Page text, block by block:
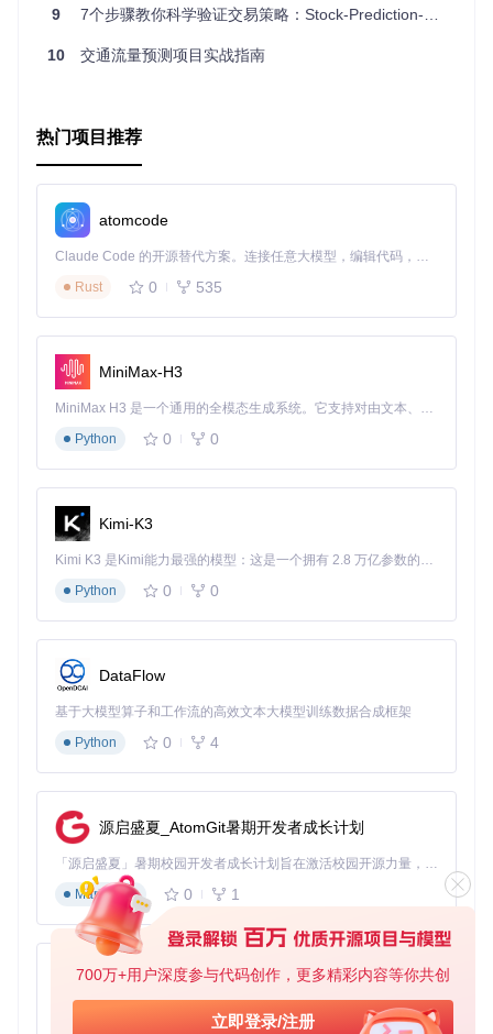
700万+用户深度参与代码创作，更多精彩内容等你共创
立即登录/注册
易用性：简单的安装过程和直观的API设计，快速启动项目
先进模型集成：集合了最新研究成果的模型，让用户轻松接
社区活跃
项目通常有良好的社区响应和支持潜力。
综上所述，prediction-flow项目以其专业性和易用性脱颖
而出，成为构建高性能推荐系统不可多得的选择。对于寻求优
化用户交互体验、提升推荐系统准确度的开发者而言，这是一
个值得深入研究和应用的宝藏项目。立即加入这一旅程，探索
预测之流，让你的系统更加智能、更加懂用户。
9 7个步骤教你科学验证交易策略：Stock-Prediction-Models的回测实战指南
10 交通流量预测项目实战指南
热门项目推荐
atomcode
Claude Code 的开源替代方案。连接任意大模型，编辑代码，运行命令，自动验证 — 全自动执行。用 Rust 构建，极致性能。 ｜ An open-source alternative to Claude Code. Connect any LLM, edit code, run commands, and verify changes — autonomously. Built in Rust for speed. Get Started
Rust
0 535
MiniMax-H3
MiniMax H3 是一个通用的全模态生成系统。它支持对由文本、图像、视频和音频组成的多模态上下文进行统一理解，并能生成分辨率高达 2K、时长可达 15 秒的带原生立体声音频的视频。得益于面向任务泛化的系统设计，H3 在预训练阶段就已具备广泛的多模态上下文理解与生成能力，能够出色地执行复杂的多模态指令。
Python
0 0
Kimi-K3
Kimi K3 是Kimi能力最强的模型：这是一个拥有 2.8 万亿参数的混合专家（MoE）模型，具备原生视觉理解能力，并支持 100 万 token 的上下文窗口。
Python
0 0
DataFlow
基于大模型算子和工作流的高效文本大模型训练数据合成框架
Python
0 4
源启盛夏_AtomGit暑期开发者成长计划
「源启盛夏」暑期校园开发者成长计划旨在激活校园开源力量，通过积分激励、认证扶持、资源倾斜等形式，引导高校组织和开发者完成「入驻 — 建项目 — 做贡献 — 获认证 — 得资源」的完整闭环。无论你是想带领社团入驻平台的组织者，还是希望用代码贡献证明自己的开发者，都能在这里找到属于你的成长路径。
Markdown
0 1
py-xiaozhi
基于Python的Xiaozhi AI，适用于想要完整Xiaozhi体验而无需拥有专用硬件的用户。